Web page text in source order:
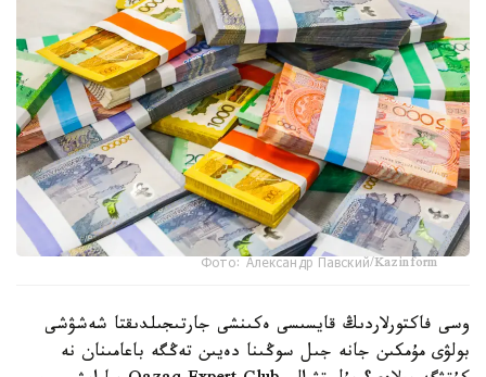
Фото: Александр Павский/Kazinform
وسى فاكتورلاردىڭ قايسىسى ەكىنشى جارتىجىلدىقتا شەشۋشى
بولۋى مۇمكىن جانە جىل سوڭىنا دەيىن تەڭگە باعامىنان نە